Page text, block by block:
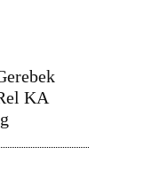
KA